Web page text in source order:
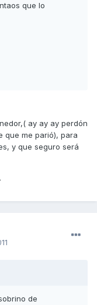
que lo
ay ay ay perdón
que me parió), para
y que seguro será
de